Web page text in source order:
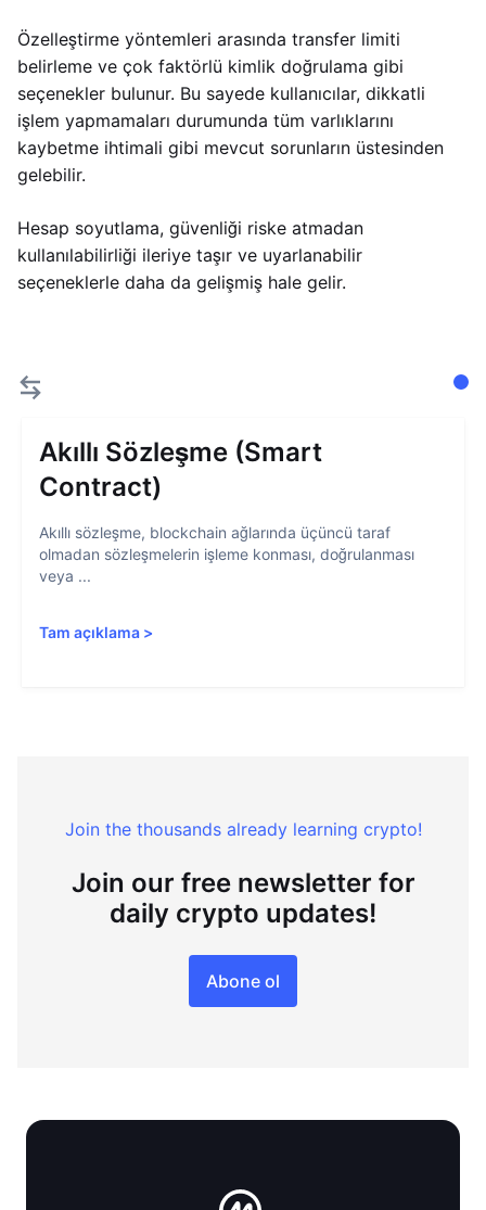
Özelleştirme yöntemleri arasında transfer limiti
belirleme ve çok faktörlü kimlik doğrulama gibi
seçenekler bulunur. Bu sayede kullanıcılar, dikkatli
işlem yapmamaları durumunda tüm varlıklarını
kaybetme ihtimali gibi mevcut sorunların üstesinden
gelebilir.
Hesap soyutlama, güvenliği riske atmadan
kullanılabilirliği ileriye taşır ve uyarlanabilir
seçeneklerle daha da gelişmiş hale gelir.
Akıllı Sözleşme (Smart
Contract)
Akıllı sözleşme, blockchain ağlarında üçüncü taraf
olmadan sözleşmelerin işleme konması, doğrulanması
veya ...
Tam açıklama >
Join the thousands already learning crypto!
Join our free newsletter for
daily crypto updates!
Abone ol